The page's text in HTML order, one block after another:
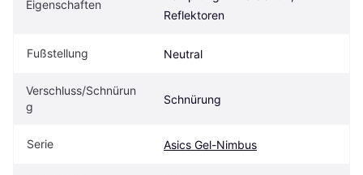
Eigenschaften
Reflektoren
Fußstellung Neutral
Verschluss/Schnürun
g
Schnürung
Serie Asics Gel-Nimbus